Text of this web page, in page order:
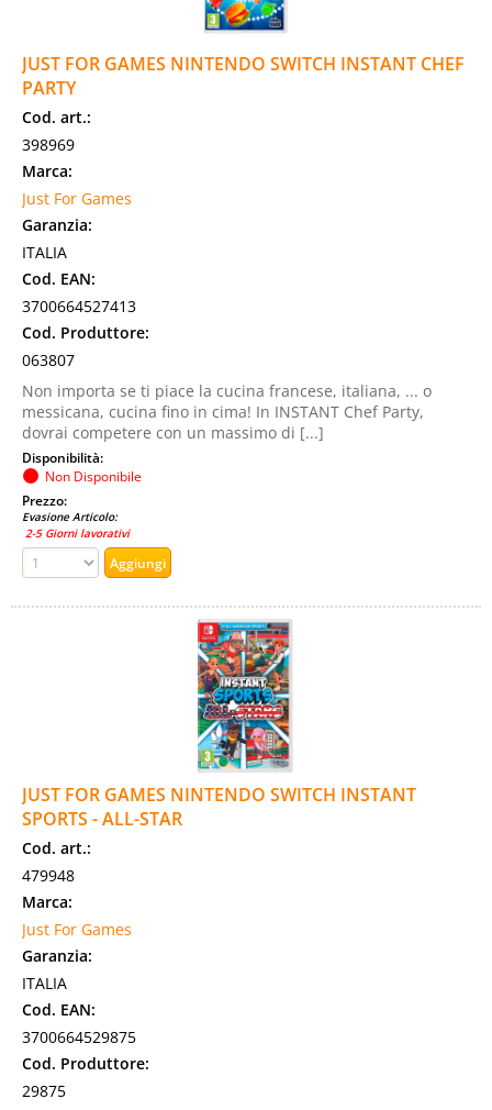
JUST FOR GAMES NINTENDO SWITCH INSTANT CHEF
PARTY
Cod. art.:
398969
Marca:
Just For Games
Garanzia:
ITALIA
Cod. EAN:
3700664527413
Cod. Produttore:
063807
Non importa se ti piace la cucina francese, italiana, ... o
messicana, cucina fino in cima! In INSTANT Chef Party,
dovrai competere con un massimo di [...]
Disponibilità:
Non Disponibile
Prezzo:
Evasione Articolo:
2-5 Giorni lavorativi
JUST FOR GAMES NINTENDO SWITCH INSTANT
SPORTS - ALL-STAR
Cod. art.:
479948
Marca:
Just For Games
Garanzia:
ITALIA
Cod. EAN:
3700664529875
Cod. Produttore:
29875